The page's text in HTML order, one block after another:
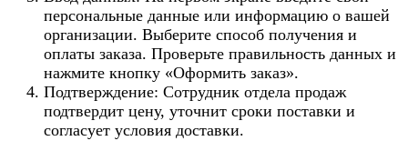
персональные данные или информацию о вашей
организации. Выберите способ получения и
оплаты заказа. Проверьте правильность данных и
нажмите кнопку «Оформить заказ».
Подтверждение: Сотрудник отдела продаж
подтвердит цену, уточнит сроки поставки и
согласует условия доставки.